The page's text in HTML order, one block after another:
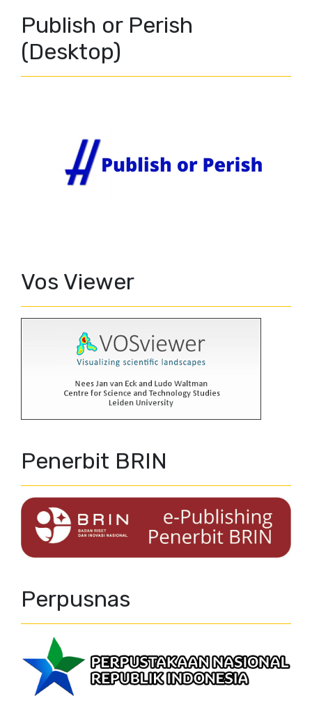
Publish or Perish
(Desktop)
Vos Viewer
Penerbit BRIN
Perpusnas